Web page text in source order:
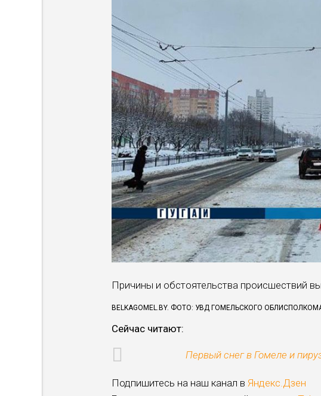
Причины и обстоятельства происшествий
BELKAGOMEL.BY. ФОТО: УВД ГОМЕЛЬСКОГО
Сейчас читают:
Первый снег в Гомеле и
Подпишитесь на наш канал в Яндекс.Дзен